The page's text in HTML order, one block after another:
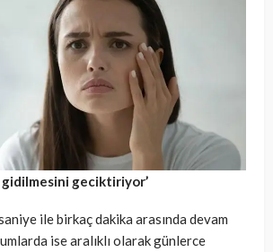
geciktiriyor’
ile birkaç dakika arasında devam
ise aralıklı olarak günlerce